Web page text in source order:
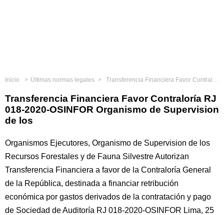
Inicio Últimas normas legales Transferencia Financiera Favor Contraloría RJ 018-2020-OSINFOR Organismo de Supervision de los
Transferencia Financiera Favor Contraloría RJ
018-2020-OSINFOR Organismo de Supervision
de los
Organismos Ejecutores, Organismo de Supervision de los
Recursos Forestales y de Fauna Silvestre Autorizan
Transferencia Financiera a favor de la Contraloría General
de la República, destinada a financiar retribución
económica por gastos derivados de la contratación y pago
de Sociedad de Auditoría RJ 018-2020-OSINFOR Lima, 25